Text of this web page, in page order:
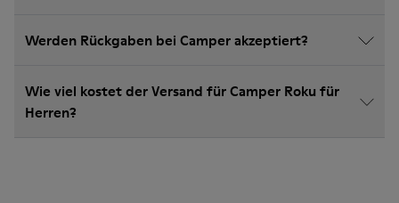
Werden Rückgaben bei Camper akzeptiert?
Wie viel kostet der Versand für Camper Roku für
Herren?